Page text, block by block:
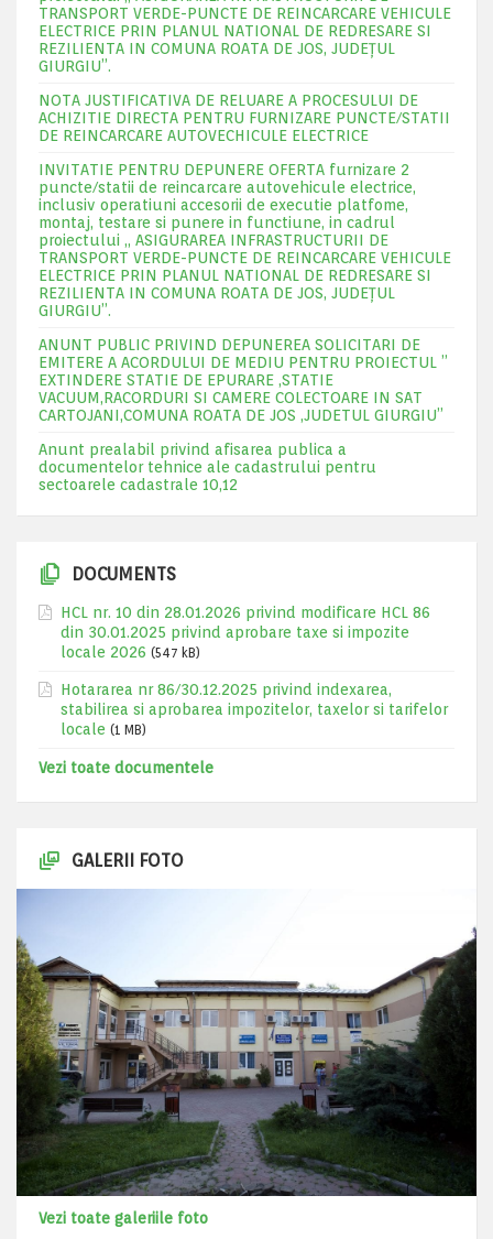
TRANSPORT VERDE-PUNCTE DE REINCARCARE VEHICULE
ELECTRICE PRIN PLANUL NATIONAL DE REDRESARE SI
REZILIENTA IN COMUNA ROATA DE JOS, JUDEŢUL
GIURGIU”.
NOTA JUSTIFICATIVA DE RELUARE A PROCESULUI DE
ACHIZITIE DIRECTA PENTRU FURNIZARE PUNCTE/STATII
DE REINCARCARE AUTOVECHICULE ELECTRICE
INVITATIE PENTRU DEPUNERE OFERTA furnizare 2
puncte/statii de reincarcare autovehicule electrice,
inclusiv operatiuni accesorii de executie platfome,
montaj, testare si punere in functiune, in cadrul
proiectului „ ASIGURAREA INFRASTRUCTURII DE
TRANSPORT VERDE-PUNCTE DE REINCARCARE VEHICULE
ELECTRICE PRIN PLANUL NATIONAL DE REDRESARE SI
REZILIENTA IN COMUNA ROATA DE JOS, JUDEŢUL
GIURGIU”.
ANUNT PUBLIC PRIVIND DEPUNEREA SOLICITARI DE
EMITERE A ACORDULUI DE MEDIU PENTRU PROIECTUL ”
EXTINDERE STATIE DE EPURARE ,STATIE
VACUUM,RACORDURI SI CAMERE COLECTOARE IN SAT
CARTOJANI,COMUNA ROATA DE JOS ,JUDETUL GIURGIU”
Anunt prealabil privind afisarea publica a
documentelor tehnice ale cadastrului pentru
sectoarele cadastrale 10,12
DOCUMENTS
HCL nr. 10 din 28.01.2026 privind modificare HCL 86
din 30.01.2025 privind aprobare taxe si impozite
locale 2026 (547 kB)
Hotararea nr 86/30.12.2025 privind indexarea,
stabilirea si aprobarea impozitelor, taxelor si tarifelor
locale (1 MB)
Vezi toate documentele
GALERII FOTO
Vezi toate galeriile foto